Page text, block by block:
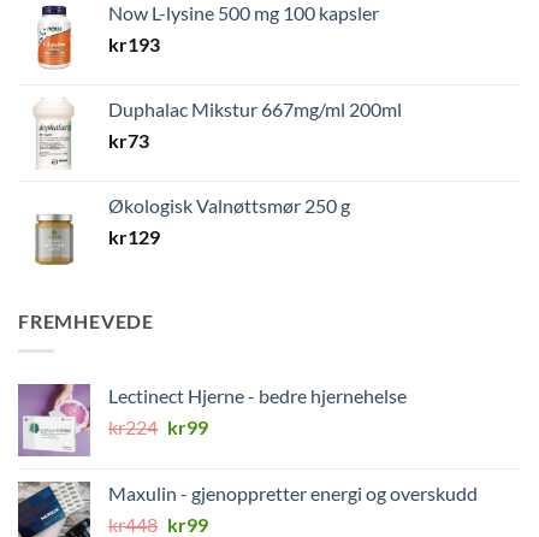
Now L-lysine 500 mg 100 kapsler
kr193
Duphalac Mikstur 667mg/ml 200ml
kr73
Økologisk Valnøttsmør 250 g
kr129
FREMHEVEDE
Lectinect Hjerne - bedre hjernehelse
kr224 Opprinnelig
kr224.
kr99Nåværende
kr99.
Maxulin - gjenoppretter energi og overskudd
kr448 Opprinnelig
kr99Nåværende